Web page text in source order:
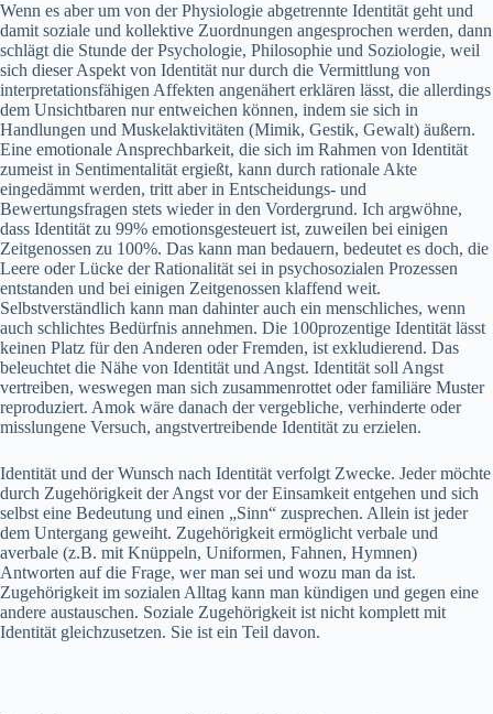
Wenn es aber um von der Physiologie abgetrennte Identität geht und
damit soziale und kollektive Zuordnungen angesprochen werden, dann
schlägt die Stunde der Psychologie, Philosophie und Soziologie, weil
sich dieser Aspekt von Identität nur durch die Vermittlung von
interpretationsfähigen Affekten angenähert erklären lässt, die allerdings
dem Unsichtbaren nur entweichen können, indem sie sich in
Handlungen und Muskelaktivitäten (Mimik, Gestik, Gewalt) äußern.
Eine emotionale Ansprechbarkeit, die sich im Rahmen von Identität
zumeist in Sentimentalität ergießt, kann durch rationale Akte
eingedämmt werden, tritt aber in Entscheidungs- und
Bewertungsfragen stets wieder in den Vordergrund. Ich argwöhne,
dass Identität zu 99% emotionsgesteuert ist, zuweilen bei einigen
Zeitgenossen zu 100%. Das kann man bedauern, bedeutet es doch, die
Leere oder Lücke der Rationalität sei in psychosozialen Prozessen
entstanden und bei einigen Zeitgenossen klaffend weit.
Selbstverständlich kann man dahinter auch ein menschliches, wenn
auch schlichtes Bedürfnis annehmen. Die 100prozentige Identität lässt
keinen Platz für den Anderen oder Fremden, ist exkludierend. Das
beleuchtet die Nähe von Identität und Angst. Identität soll Angst
vertreiben, weswegen man sich zusammenrottet oder familiäre Muster
reproduziert. Amok wäre danach der vergebliche, verhinderte oder
misslungene Versuch, angstvertreibende Identität zu erzielen.
Identität und der Wunsch nach Identität verfolgt Zwecke. Jeder möchte
durch Zugehörigkeit der Angst vor der Einsamkeit entgehen und sich
selbst eine Bedeutung und einen „Sinn“ zusprechen. Allein ist jeder
dem Untergang geweiht. Zugehörigkeit ermöglicht verbale und
averbale (z.B. mit Knüppeln, Uniformen, Fahnen, Hymnen)
Antworten auf die Frage, wer man sei und wozu man da ist.
Zugehörigkeit im sozialen Alltag kann man kündigen und gegen eine
andere austauschen. Soziale Zugehörigkeit ist nicht komplett mit
Identität gleichzusetzen. Sie ist ein Teil davon.